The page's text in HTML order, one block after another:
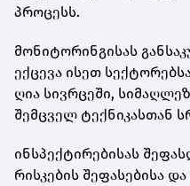
პროცესს.
მონიტორინგისას
ექცევა ისეთ
ღია სივრცეში,
შემცველ ტექნიკასთან
ინსპექტირებისას
რისკების შეფასებისა